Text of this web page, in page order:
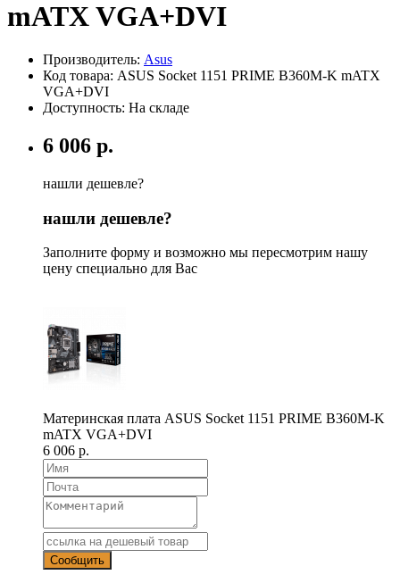
mATX VGA+DVI
Производитель: Asus
Код товара: ASUS Socket 1151 PRIME B360M-K mATX
VGA+DVI
Доступность: На складе
6 006 р.
нашли дешевле?
нашли дешевле?
Заполните форму и возможно мы пересмотрим нашу
цену специально для Вас
Материнская плата ASUS Socket 1151 PRIME B360M-K
mATX VGA+DVI
6 006 р.